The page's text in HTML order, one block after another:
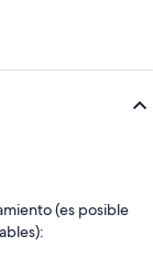
(es posible